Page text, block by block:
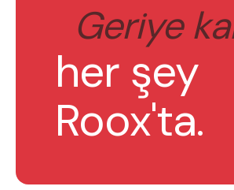
Geriye
her şey
Roox'ta.